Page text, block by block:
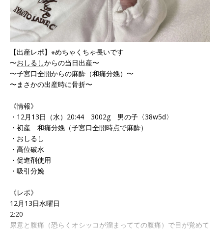
【出産レポ】※めちゃくちゃ長いです
〜おしるしからの当日出産〜
〜子宮口全開からの麻酔（和痛分娩）〜
〜まさかの出産時に骨折〜
《情報》
・12月13日（水）20:44 3002g 男の子〈38w5d〉
・初産 和痛分娩（子宮口全開時点で麻酔）
・おしるし
・高位破水
・促進剤使用
・吸引分娩
《レポ》
12月13日水曜日
2:20
尿意と腹痛（恐らくオシッコが溜まってての腹痛）で目が覚めて